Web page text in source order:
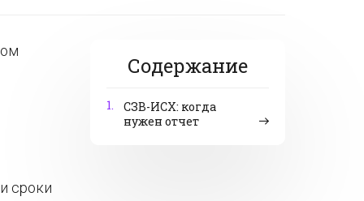
Содержание
1.
CЗВ-ИСХ: когда
нужен отчет
сроки